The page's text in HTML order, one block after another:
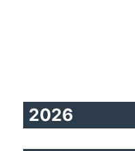
2026